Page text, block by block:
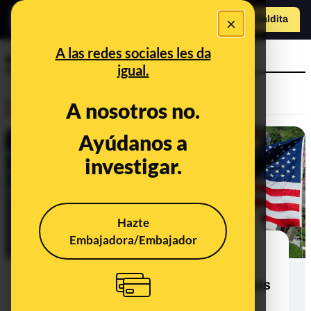
×
A las redes sociales les da
igual.
A nosotros no.
Ayúdanos a
investigar.
Hazte
Embajadora/Embajador
Hazte Maldita
exportación
Cuidado con los contenidos que
exportación de fertilizantes a Estados
Unidos después de que Trump le